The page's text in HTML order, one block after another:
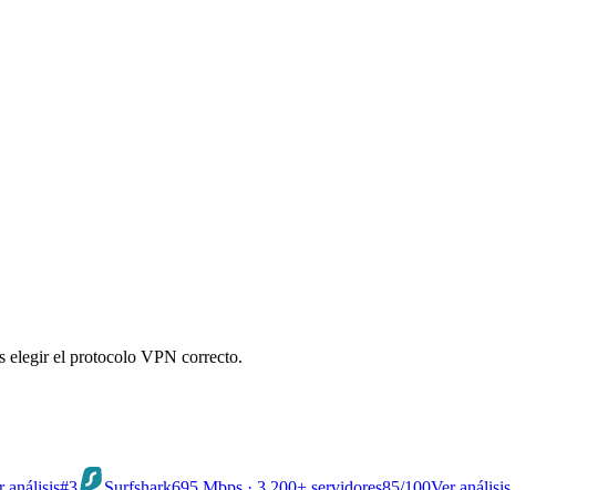
elegir el protocolo VPN correcto.